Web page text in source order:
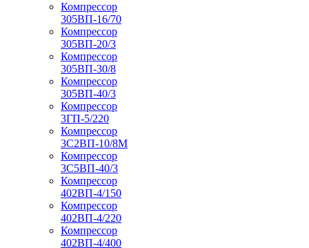
Компрессор
305ВП-16/70
Компрессор
305ВП-20/3
Компрессор
305ВП-30/8
Компрессор
305ВП-40/3
Компрессор
3ГП-5/220
Компрессор
3С2ВП-10/8М
Компрессор
3С5ВП-40/3
Компрессор
402ВП-4/150
Компрессор
402ВП-4/220
Компрессор
402ВП-4/400